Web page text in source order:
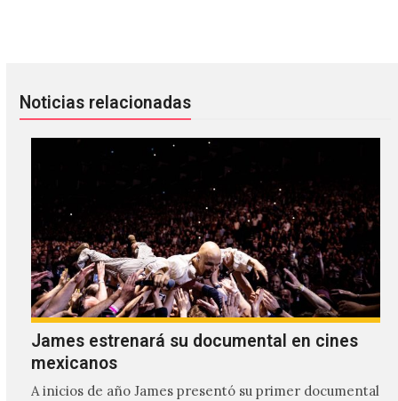
Noticias relacionadas
James estrenará su documental en cines
mexicanos
A inicios de año James presentó su primer documental